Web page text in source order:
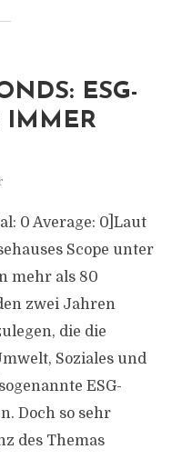
ESG-
IMMER
0 Average: 0]Laut
Scope unter
mehr als 80
zwei Jahren
die die
Soziales und
ESG-
Doch so sehr
des Themas